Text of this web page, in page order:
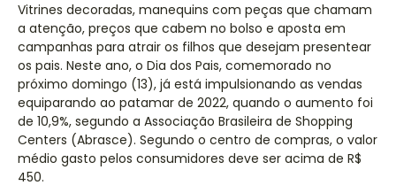
Vitrines decoradas, manequins com peças que chamam
a atenção, preços que cabem no bolso e aposta em
campanhas para atrair os filhos que desejam presentear
os pais. Neste ano, o Dia dos Pais, comemorado no
próximo domingo (13), já está impulsionando as vendas
equiparando ao patamar de 2022, quando o aumento foi
de 10,9%, segundo a Associação Brasileira de Shopping
Centers (Abrasce). Segundo o centro de compras, o valor
médio gasto pelos consumidores deve ser acima de R$
450.